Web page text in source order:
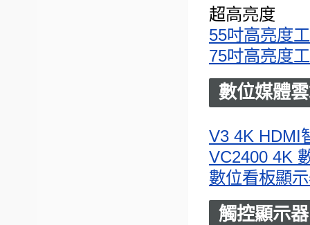
超高亮度
55吋高亮度
75吋高亮度
數位媒體
V3 4K HDMI
VC2400 4K
數位看板顯
觸控顯示器